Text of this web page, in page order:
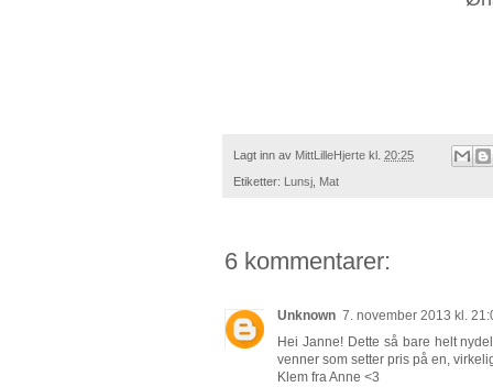
Lagt inn av MittLilleHjerte kl. 20:25
Etiketter: Lunsj Mat
6 kommentarer:
Unknown 7. november 2013 kl.
Hei Janne! Dette så bare helt
venner som setter pris på en,
Klem fra Anne <3